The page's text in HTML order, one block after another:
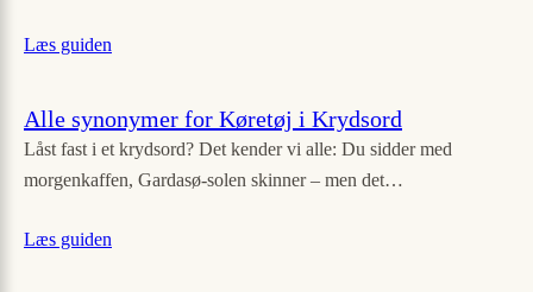
Læs guiden
Alle synonymer for Køretøj i Krydsord
Låst fast i et krydsord? Det kender vi alle: Du sidder med
morgenkaffen, Gardasø-solen skinner – men det…
Læs guiden